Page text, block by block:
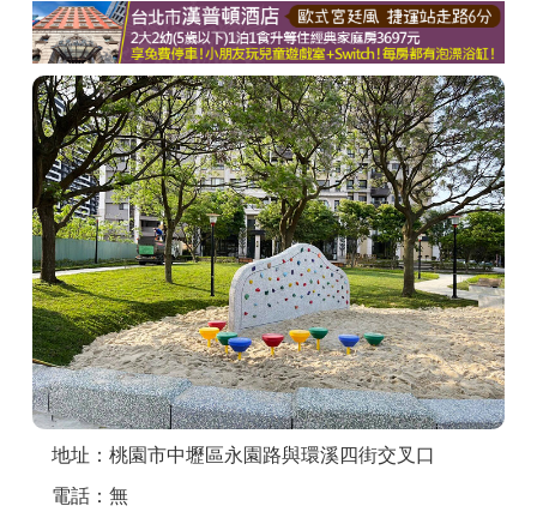
商家合作
推薦景點
討論區
聯絡我們
APP下載
地址：桃園市中壢區永園路與環溪四街交叉口
電話：無